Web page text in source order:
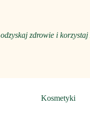
odzyskaj zdrowie i
Kosmetyki